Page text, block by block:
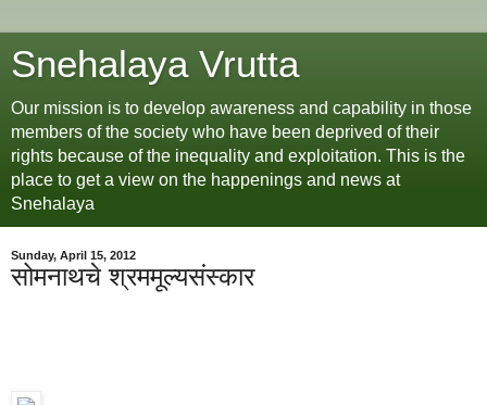
Snehalaya Vrutta
Our mission is to develop awareness and capability in those
members of the society who have been deprived of their
rights because of the inequality and exploitation. This is the
place to get a view on the happenings and news at
Snehalaya
Sunday, April 15, 2012
सोमनाथचे श्रममूल्यसंस्कार